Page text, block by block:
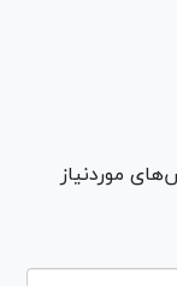
موردنیاز